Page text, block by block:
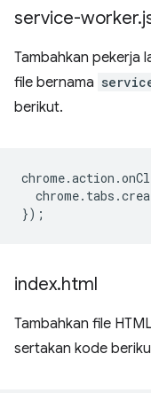
service-worker.
Tambahkan pekerja
file bernama
berikut.
chrome.action .
chrome. tabs .
});
index.html
Tambahkan file
sertakan kode